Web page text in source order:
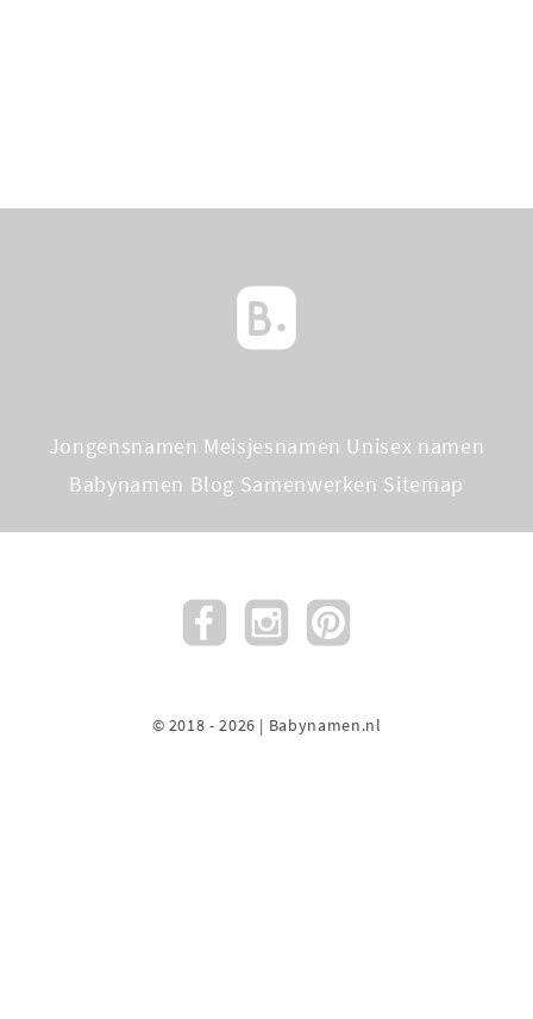
Jongensnamen Meisjesnamen Unisex namen
Babynamen Blog Samenwerken Sitemap
© 2018 - 2026 | Babynamen.nl